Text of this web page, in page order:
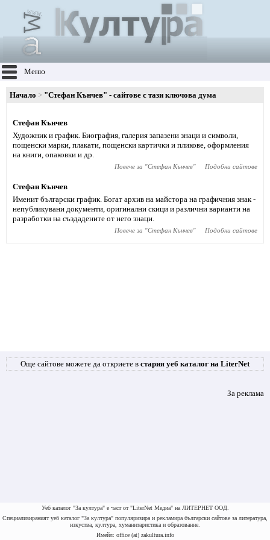
Меню
Начало "Стефан Кънчев" - сайтове с тази ключова дума
Стефан Кънчев
Художник и график. Биография, галерия запазени знаци и символи,
пощенски марки, плакати, пощенски картички и пликове, оформления
на книги, опаковки и др.
Повече за "Стефан Кънчев" Подобни сайтове
Стефан Кънчев
Именит български график. Богат архив на майстора на графичния знак -
непубликувани документи, оригинални скици и различни варианти на
разработки на създадените от него знаци.
Повече за "Стефан Кънчев" Подобни сайтове
Още сайтове можете да откриете в стария уеб каталог на LiterNet
За реклама
Уеб каталог "За култура" е част от "LiterNet Медиа" на ЛИТЕРНЕТ ООД.
Специализираният уеб каталог "За култура" популяризира и рекламира български сайтове за литература,
изкуства, култура, хуманитаристика и образование.
Имейл: office (at) zakultura.info